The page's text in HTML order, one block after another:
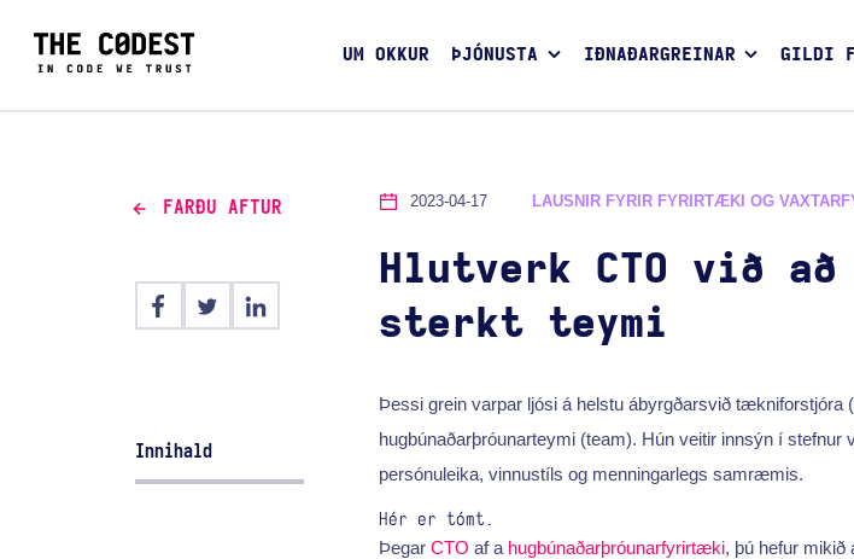
UM OKKUR ÞJÓNUSTA IÐNAÐARGREINAR GILDI
FARÐU AFTUR
Innihald
2023-04-17 LAUSNIR FYRIR FYRIRTÆKI OG
Hlutverk CTO við að
sterkt teymi
Þessi grein varpar ljósi á helstu ábyrgðarsvið tækniforstjóra
hugbúnaðarþróunarteymi (team). Hún veitir innsýn í stefnur
persónuleika, vinnustíls og menningarlegs samræmis.
Hér er tómt.
Þegar CTO af a hugbúnaðarþróunarfyrirtæki, þú hefur mikið